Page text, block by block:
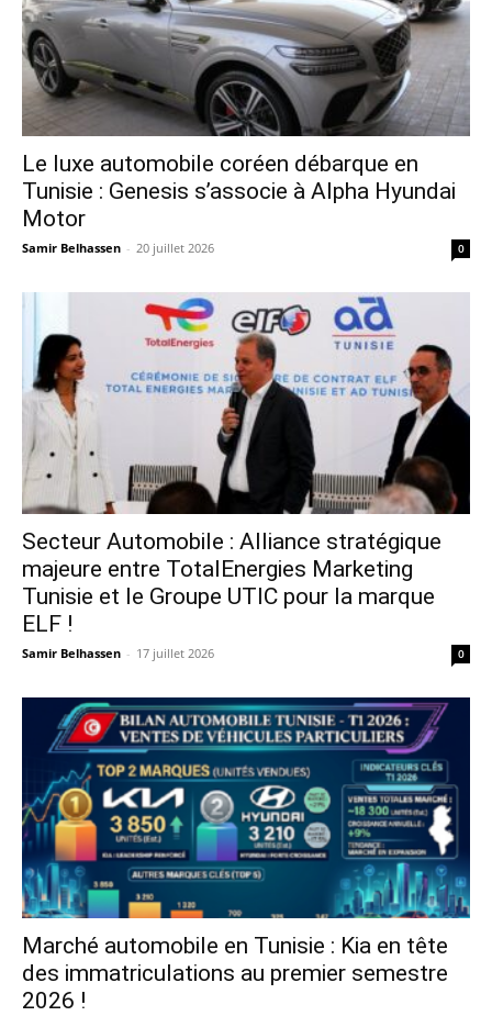
Le luxe automobile coréen débarque en
Tunisie : Genesis s’associe à Alpha Hyundai
Motor
Samir Belhassen - 20 juillet 2026 0
Secteur Automobile : Alliance stratégique
majeure entre TotalEnergies Marketing
Tunisie et le Groupe UTIC pour la marque
ELF !
Samir Belhassen - 17 juillet 2026 0
Marché automobile en Tunisie : Kia en tête
des immatriculations au premier semestre
2026 !